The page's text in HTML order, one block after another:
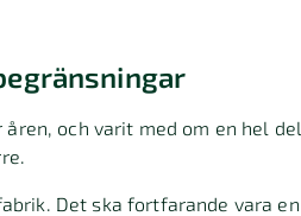
åren, och varit med om en hel
Det ska fortfarande vara